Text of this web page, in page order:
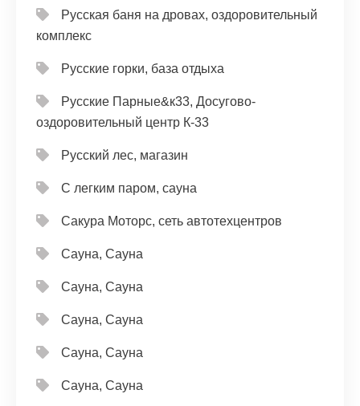
Русская баня на дровах, оздоровительный
комплекс
Русские горки, база отдыха
Русские Парные&к33, Досугово-
оздоровительный центр К-33
Русский лес, магазин
С легким паром, сауна
Сакура Моторс, сеть автотехцентров
Сауна, Сауна
Сауна, Сауна
Сауна, Сауна
Сауна, Сауна
Сауна, Сауна